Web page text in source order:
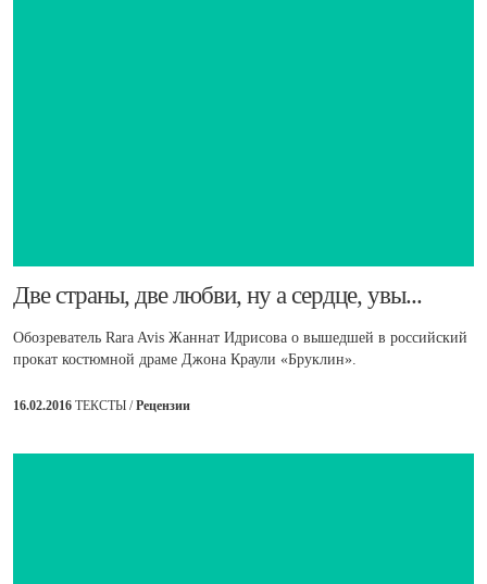
​Две страны, две любви, ну а сердце, увы...
Обозреватель Rara Avis Жаннат Идрисова о вышедшей в российский
прокат костюмной драме Джона Краули «Бруклин».
16.02.2016 ТЕКСТЫ /Рецензии